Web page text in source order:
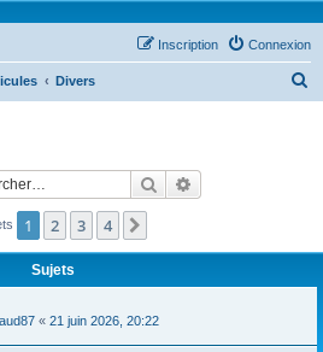
Connexion
Inscription
Divers
c
Rechercher
1 2 3 4
Sujets
« 21 juin 2026, 20:22